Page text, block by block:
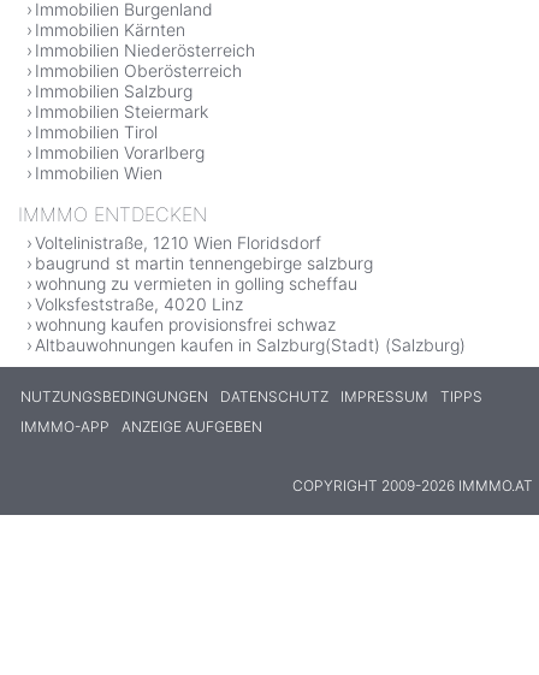
Immobilien Burgenland
Immobilien Kärnten
Immobilien Niederösterreich
Immobilien Oberösterreich
Immobilien Salzburg
Immobilien Steiermark
Immobilien Tirol
Immobilien Vorarlberg
Immobilien Wien
IMMMO ENTDECKEN
Voltelinistraße, 1210 Wien Floridsdorf
baugrund st martin tennengebirge salzburg
wohnung zu vermieten in golling scheffau
Volksfeststraße, 4020 Linz
wohnung kaufen provisionsfrei schwaz
Altbauwohnungen kaufen in Salzburg(Stadt) (Salzburg)
NUTZUNGSBEDINGUNGEN DATENSCHUTZ IMPRESSUM
TIPPS
IMMMO-APP
ANZEIGE AUFGEBEN
COPYRIGHT 2009-2026 IMMMO.AT